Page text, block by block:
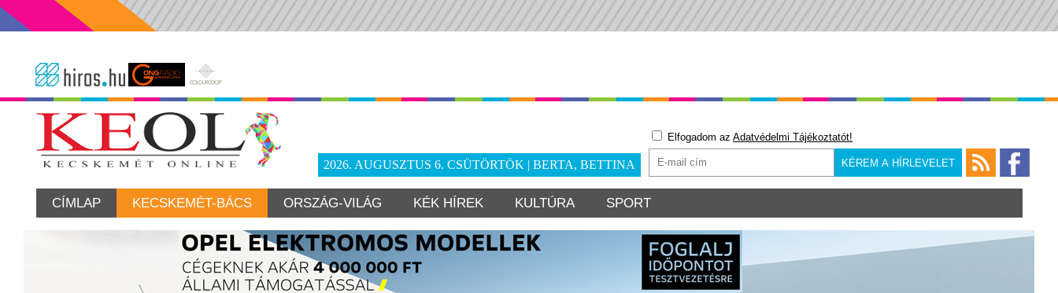
2026. AUGUSZTUS 6. CSÜTÖRTÖK | BERTA, BETTINA
Elfogadom az Adatvédelmi Tájékoztatót!
CÍMLAP KECSKEMÉT-BÁCS ORSZÁG-VILÁG KÉK HÍREK KULTÚRA SPORT